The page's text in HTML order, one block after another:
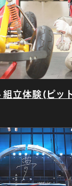
組立体験(ピッ